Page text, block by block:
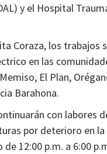
y el Hospital
Coraza, los trabajos
en las
El Plan,
Barahona.
con labores
por deterioro en la
12:00 p.m. a 6:00